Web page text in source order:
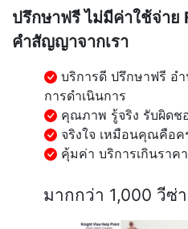
ปรึกษาฟรี ไม่มีค่าใช้จ่าย
คำสัญญาจากเรา
บริการดี ปรึกษาฟรี อ
การดำเนินการ
คุณภาพ รู้จริง รับผิดช
จริงใจ เหมือนคุณคือค
คุ้มค่า บริการเกินราคา
มากกว่า 1,000 วีซ่